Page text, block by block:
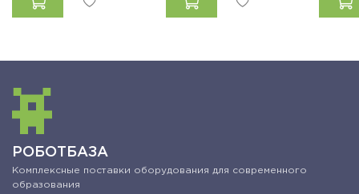
РОБОТБАЗА
Комплексные поставки оборудования для современного
образования